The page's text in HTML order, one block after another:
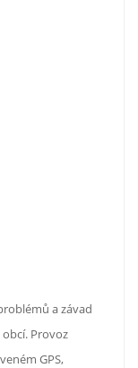
a závad
Provoz
GPS,